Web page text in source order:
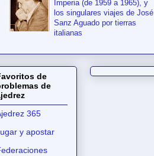
Imperia (de 1959 a 1965), y
los singulares viajes de José
Sanz Aguado por tierras
italianas
de
de
365
y apostar